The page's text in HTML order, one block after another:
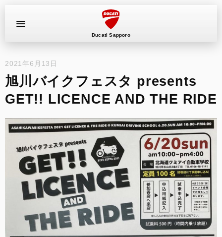
Ducati Sapporo
イベント
中古車
キャンペーン
ショールーム
新車
スタッフブログ
2021年6月13日
旭川バイクフェスタ presents
GET!! LICENCE AND THE RIDE